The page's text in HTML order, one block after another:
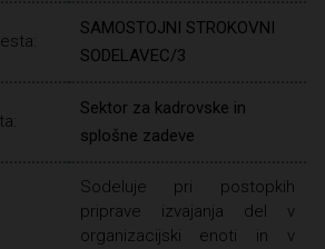
SAMOSTOJNI STROKOVNI
SODELAVEC/3
Sektor za kadrovske in
splošne zadeve
Sodeluje pri postopkih
priprave izvajanja del v
organizacijski enoti in v